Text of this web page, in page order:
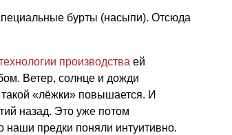
бурты (насыпи). Отсюда
производства ей
Ветер, солнце и дожди
«лёжки» повышается. И
назад. Это уже потом
наши предки поняли интуитивно.